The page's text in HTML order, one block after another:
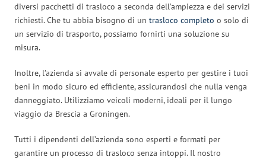
diversi pacchetti di trasloco a seconda dell’ampiezza e dei servizi
richiesti. Che tu abbia bisogno di un trasloco completo o solo di
un servizio di trasporto, possiamo fornirti una soluzione su
misura.
Inoltre, l’azienda si avvale di personale esperto per gestire i tuoi
beni in modo sicuro ed efficiente, assicurandosi che nulla venga
danneggiato. Utilizziamo veicoli moderni, ideali per il lungo
viaggio da Brescia a Groningen.
Tutti i dipendenti dell’azienda sono esperti e formati per
garantire un processo di trasloco senza intoppi. Il nostro